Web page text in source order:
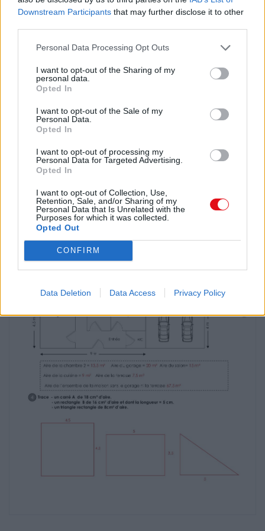
Downstream Participants that may further disclose it to other
Personal Data Processing Opt Outs
I want to opt-out of the Sharing of my
personal data.
Opted In
I want to opt-out of the Sale of my
Personal Data.
Opted In
I want to opt-out of processing my
Personal Data for Targeted Advertising.
Opted In
I want to opt-out of Collection, Use,
Retention, Sale, and/or Sharing of my
Personal Data that Is Unrelated with the
Purposes for which it was collected.
Opted Out
CONFIRM
Data Deletion Data Access Privacy Policy
garage, de la cuisine, du salon et de
l’ensemble de la
maison.
3m
Cuisine
http://www.i-profs.fr
5m
terrasse
Salle
de
bains
Chambre
4m
4,5 m
Entrée